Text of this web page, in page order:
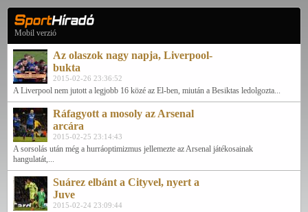
Mobil verzió
Az olaszok nagy napja, Liverpool-
bukta
2015-02-26 23:36:52
A Liverpool nem jutott a legjobb 16 közé az El-ben, miután a Besiktas ledolgozta...
Ráfagyott a mosoly az Arsenal
arcára
2015-02-25 23:14:43
A sorsolás után még a hurráoptimizmus jellemezte az Arsenal játékosainak
hangulatát,...
Suárez elbánt a Cityvel, nyert a
Juve
2015-02-24 23:09:44